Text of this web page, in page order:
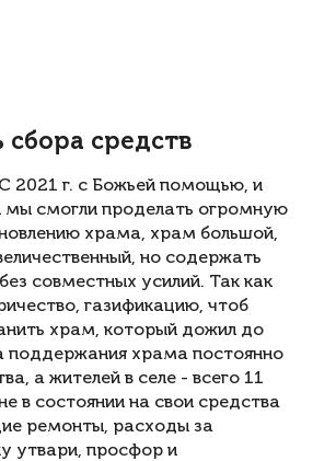
сбора средств
2021 г. с Божьей помощью, и
смогли проделать огромную
храма, храм большой,
но содержать
совместных усилий. Так как
газификацию, чтоб
храм, который дожил до
поддержания храма постоянно
а жителей в селе - всего 11
в состоянии на свои средства
ремонты, расходы за
утвари, просфор и